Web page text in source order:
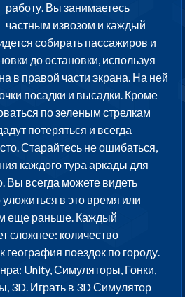
работу. Вы занимаетесь
частным извозом и каждый
собирать пассажиров и
до остановки, используя
в правой части экрана. На ней
посадки и высадки. Кроме
по зеленым стрелкам
потеряться и всегда
Старайтесь не ошибаться,
каждого тура аркады для
Вы всегда можете видеть
в это время или
еще раньше. Каждый
сложнее: количество
география поездок по городу.
Unity, Симуляторы, Гонки,
3D. Играть в 3D Симулятор